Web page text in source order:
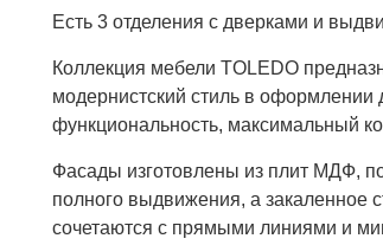
Есть 3 отделения с дверками и
Коллекция мебели TOLEDO
модернистский стиль в оформлении
функциональность, максимальный
Фасады изготовлены из плит МДФ,
полного выдвижения, а закаленное
сочетаются с прямыми линиями и